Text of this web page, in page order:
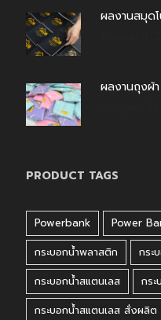
ผลงานสมุด
ผลงานถุงผ้
PRODUCT TAGS
Powerbank Power
กระบอกน้ำพลาสติก
กระ
กระบอกน้ำสแตนเลส
กร
กระบอกน้ำสแตนเลส สั่งผลิต